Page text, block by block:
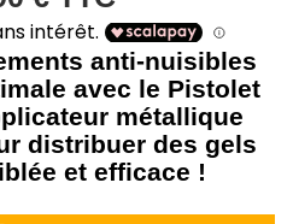
anti-nuisibles
avec le Pistolet
métallique
distribuer des gels
et efficace !